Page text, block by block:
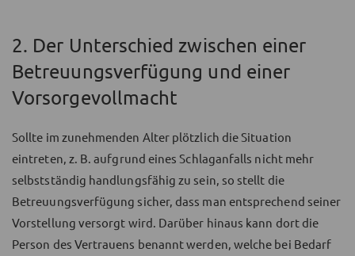
2. Der Unterschied zwischen einer
Betreuungsverfügung und einer
Vorsorgevollmacht
Sollte im zunehmenden Alter plötzlich die Situation
eintreten, z. B. aufgrund eines Schlaganfalls nicht mehr
selbstständig handlungsfähig zu sein, so stellt die
Betreuungsverfügung sicher, dass man entsprechend seiner
Vorstellung versorgt wird. Darüber hinaus kann dort die
Person des Vertrauens benannt werden, welche bei Bedarf